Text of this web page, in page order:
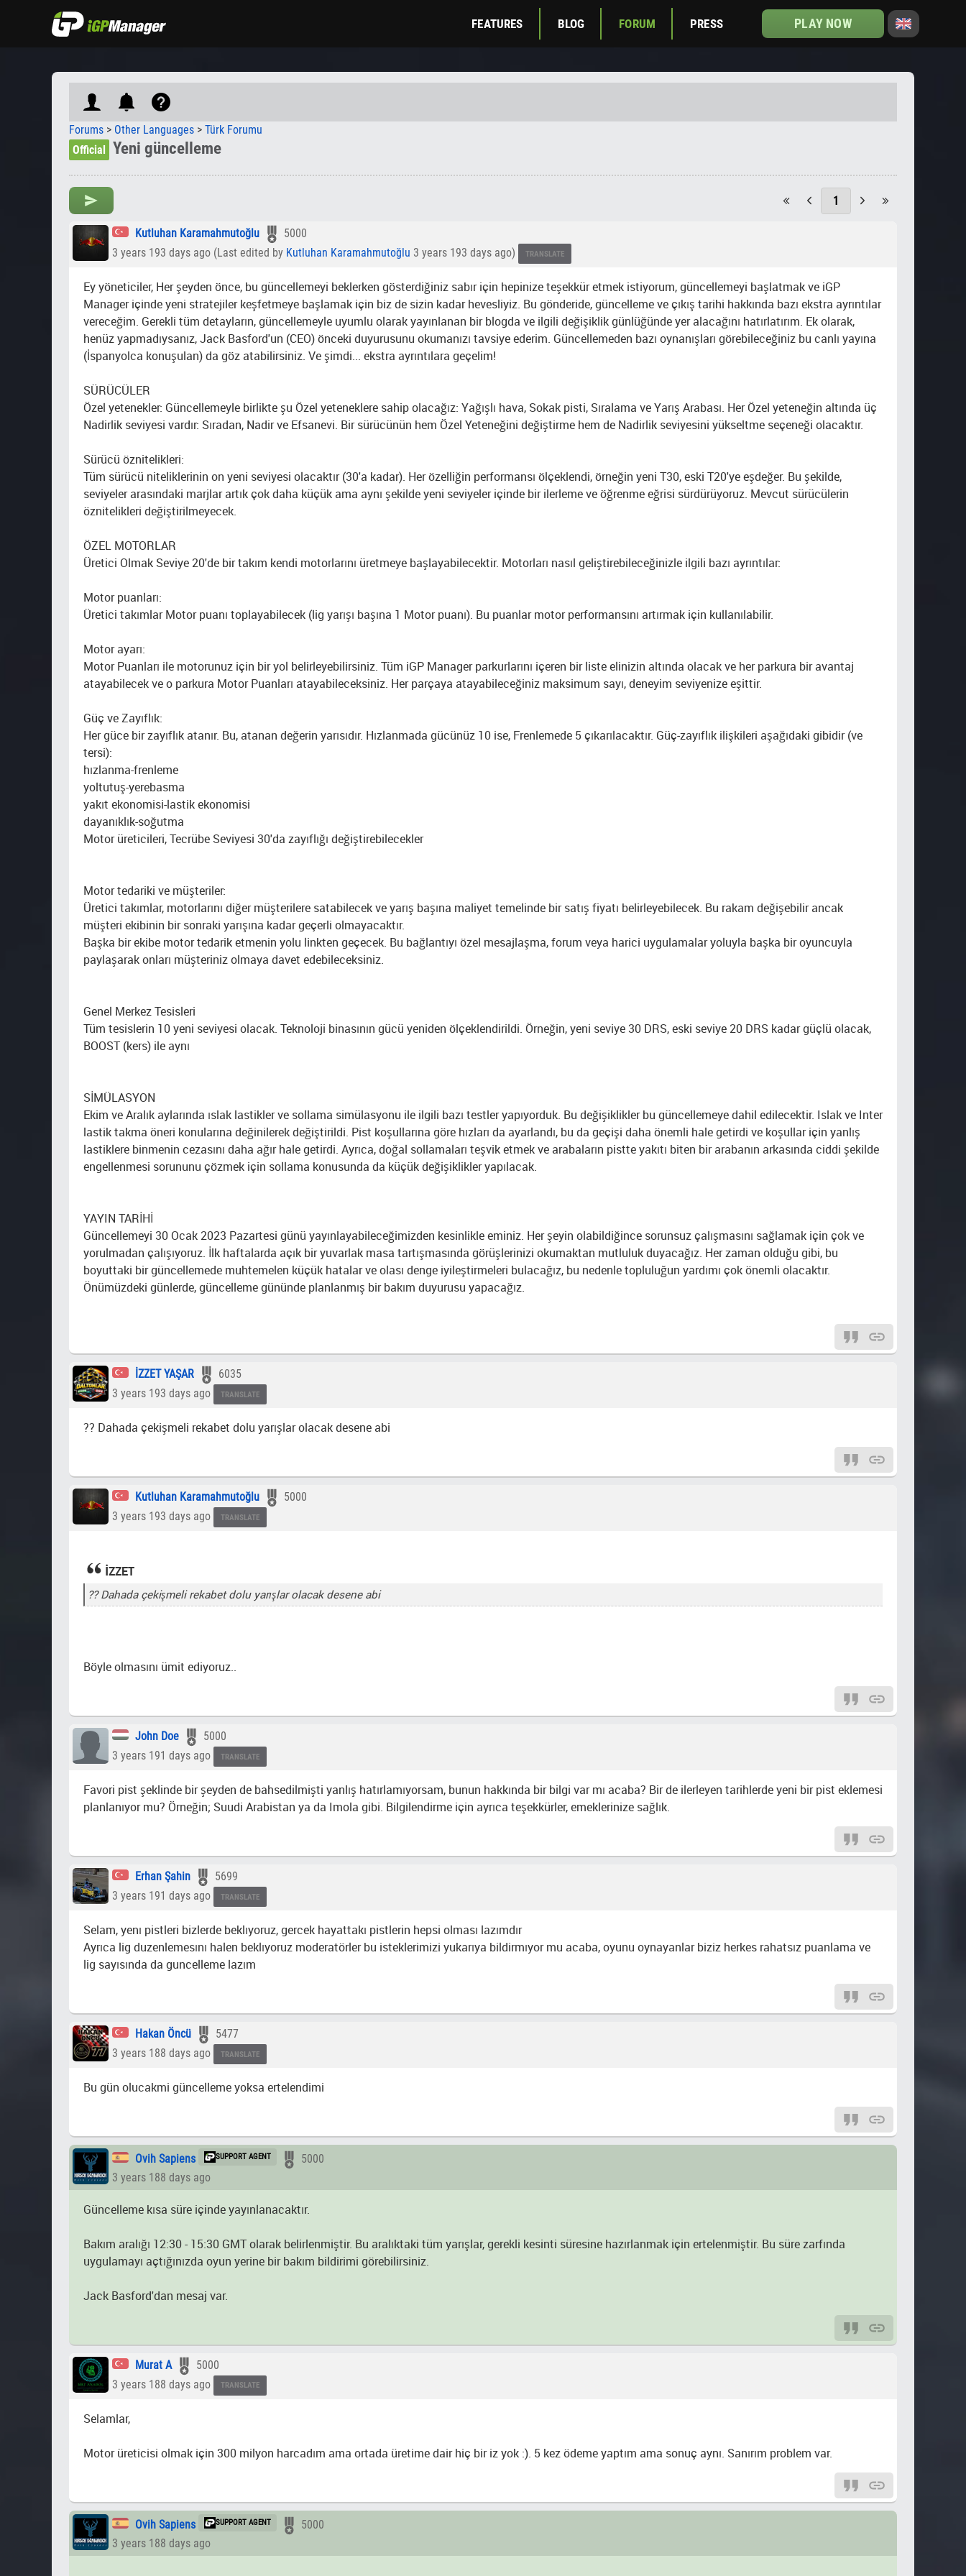
FEATURES BLOG FORUM PRESS PLAY NOW
Forums > Other Languages > Türk Forumu
Official Yeni güncelleme
1
Kutluhan Karamahmutoğlu
5000
3 years 193 days ago (Last edited by Kutluhan Karamahmutoğlu 3 years 193 days ago) TRANSLATE
Ey yöneticiler, Her şeyden önce, bu güncellemeyi beklerken gösterdiğiniz sabır için hepinize teşekkür etmek istiyorum, güncellemeyi başlatmak ve iGP
Manager içinde yeni stratejiler keşfetmeye başlamak için biz de sizin kadar hevesliyiz. Bu gönderide, güncelleme ve çıkış tarihi hakkında bazı ekstra ayrıntılar
vereceğim. Gerekli tüm detayların, güncellemeyle uyumlu olarak yayınlanan bir blogda ve ilgili değişiklik günlüğünde yer alacağını hatırlatırım. Ek olarak,
henüz yapmadıysanız, Jack Basford'un (CEO) önceki duyurusunu okumanızı tavsiye ederim. Güncellemeden bazı oynanışları görebileceğiniz bu canlı yayına
(İspanyolca konuşulan) da göz atabilirsiniz. Ve şimdi... ekstra ayrıntılara geçelim!
SÜRÜCÜLER
Özel yetenekler: Güncellemeyle birlikte şu Özel yeteneklere sahip olacağız: Yağışlı hava, Sokak pisti, Sıralama ve Yarış Arabası. Her Özel yeteneğin altında üç
Nadirlik seviyesi vardır: Sıradan, Nadir ve Efsanevi. Bir sürücünün hem Özel Yeteneğini değiştirme hem de Nadirlik seviyesini yükseltme seçeneği olacaktır.
Sürücü öznitelikleri:
Tüm sürücü niteliklerinin on yeni seviyesi olacaktır (30'a kadar). Her özelliğin performansı ölçeklendi, örneğin yeni T30, eski T20'ye eşdeğer. Bu şekilde,
seviyeler arasındaki marjlar artık çok daha küçük ama aynı şekilde yeni seviyeler içinde bir ilerleme ve öğrenme eğrisi sürdürüyoruz. Mevcut sürücülerin
öznitelikleri değiştirilmeyecek.
ÖZEL MOTORLAR
Üretici Olmak Seviye 20'de bir takım kendi motorlarını üretmeye başlayabilecektir. Motorları nasıl geliştirebileceğinizle ilgili bazı ayrıntılar:
Motor puanları:
Üretici takımlar Motor puanı toplayabilecek (lig yarışı başına 1 Motor puanı). Bu puanlar motor performansını artırmak için kullanılabilir.
Motor ayarı:
Motor Puanları ile motorunuz için bir yol belirleyebilirsiniz. Tüm iGP Manager parkurlarını içeren bir liste elinizin altında olacak ve her parkura bir avantaj
atayabilecek ve o parkura Motor Puanları atayabileceksiniz. Her parçaya atayabileceğiniz maksimum sayı, deneyim seviyenize eşittir.
Güç ve Zayıflık:
Her güce bir zayıflık atanır. Bu, atanan değerin yarısıdır. Hızlanmada gücünüz 10 ise, Frenlemede 5 çıkarılacaktır. Güç-zayıflık ilişkileri aşağıdaki gibidir (ve
tersi):
hızlanma-frenleme
yoltutuş-yerebasma
yakıt ekonomisi-lastik ekonomisi
dayanıklık-soğutma
Motor üreticileri, Tecrübe Seviyesi 30'da zayıflığı değiştirebilecekler
Motor tedariki ve müşteriler:
Üretici takımlar, motorlarını diğer müşterilere satabilecek ve yarış başına maliyet temelinde bir satış fiyatı belirleyebilecek. Bu rakam değişebilir ancak
müşteri ekibinin bir sonraki yarışına kadar geçerli olmayacaktır.
Başka bir ekibe motor tedarik etmenin yolu linkten geçecek. Bu bağlantıyı özel mesajlaşma, forum veya harici uygulamalar yoluyla başka bir oyuncuyla
paylaşarak onları müşteriniz olmaya davet edebileceksiniz.
Genel Merkez Tesisleri
Tüm tesislerin 10 yeni seviyesi olacak. Teknoloji binasının gücü yeniden ölçeklendirildi. Örneğin, yeni seviye 30 DRS, eski seviye 20 DRS kadar güçlü olacak,
BOOST (kers) ile aynı
SİMÜLASYON
Ekim ve Aralık aylarında ıslak lastikler ve sollama simülasyonu ile ilgili bazı testler yapıyorduk. Bu değişiklikler bu güncellemeye dahil edilecektir. Islak ve Inter
lastik takma öneri konularına değinilerek değiştirildi. Pist koşullarına göre hızları da ayarlandı, bu da geçişi daha önemli hale getirdi ve koşullar için yanlış
lastiklere binmenin cezasını daha ağır hale getirdi. Ayrıca, doğal sollamaları teşvik etmek ve arabaların pistte yakıtı biten bir arabanın arkasında ciddi şekilde
engellenmesi sorununu çözmek için sollama konusunda da küçük değişiklikler yapılacak.
YAYIN TARİHİ
Güncellemeyi 30 Ocak 2023 Pazartesi günü yayınlayabileceğimizden kesinlikle eminiz. Her şeyin olabildiğince sorunsuz çalışmasını sağlamak için çok ve
yorulmadan çalışıyoruz. İlk haftalarda açık bir yuvarlak masa tartışmasında görüşlerinizi okumaktan mutluluk duyacağız. Her zaman olduğu gibi, bu
boyuttaki bir güncellemede muhtemelen küçük hatalar ve olası denge iyileştirmeleri bulacağız, bu nedenle topluluğun yardımı çok önemli olacaktır.
Önümüzdeki günlerde, güncelleme gününde planlanmış bir bakım duyurusu yapacağız.
İZZET YAŞAR
6035
3 years 193 days ago
TRANSLATE
?? Dahada çekişmeli rekabet dolu yarışlar olacak desene abi
Kutluhan Karamahmutoğlu
5000
3 years 193 days ago
TRANSLATE
İZZET
?? Dahada çekişmeli rekabet dolu yarışlar olacak desene abi
Böyle olmasını ümit ediyoruz..
John Doe
5000
3 years 191 days ago
TRANSLATE
Favori pist şeklinde bir şeyden de bahsedilmişti yanlış hatırlamıyorsam, bunun hakkında bir bilgi var mı acaba? Bir de ilerleyen tarihlerde yeni bir pist eklemesi
planlanıyor mu? Örneğin; Suudi Arabistan ya da Imola gibi. Bilgilendirme için ayrıca teşekkürler, emeklerinize sağlık.
Erhan Şahin
5699
3 years 191 days ago
TRANSLATE
Selam, yenı pistleri bizlerde beklıyoruz, gercek hayattakı pistlerin hepsi olması lazımdır
Ayrıca lig duzenlemesını halen beklıyoruz moderatörler bu isteklerimizi yukarıya bildirmıyor mu acaba, oyunu oynayanlar biziz herkes rahatsız puanlama ve
lig sayısında da guncelleme lazım
Hakan Öncü
5477
3 years 188 days ago
TRANSLATE
Bu gün olucakmi güncelleme yoksa ertelendimi
Ovih Sapiens SUPPORT AGENT
5000
3 years 188 days ago
Güncelleme kısa süre içinde yayınlanacaktır.
Bakım aralığı 12:30 - 15:30 GMT olarak belirlenmiştir. Bu aralıktaki tüm yarışlar, gerekli kesinti süresine hazırlanmak için ertelenmiştir. Bu süre zarfında
uygulamayı açtığınızda oyun yerine bir bakım bildirimi görebilirsiniz.
Jack Basford'dan mesaj var.
Murat A
5000
3 years 188 days ago
TRANSLATE
Selamlar,
Motor üreticisi olmak için 300 milyon harcadım ama ortada üretime dair hiç bir iz yok :). 5 kez ödeme yaptım ama sonuç aynı. Sanırım problem var.
Ovih Sapiens SUPPORT AGENT
5000
3 years 188 days ago